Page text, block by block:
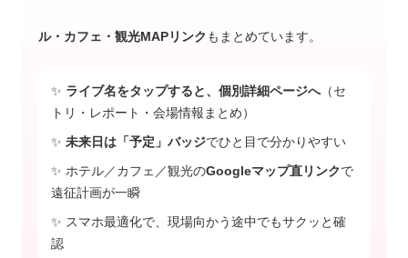
ル・カフェ・観光MAPリンク もまとめています。
✨ ライブ名をタップすると、個別詳細ページへ（セ
トリ・レポート・会場情報まとめ）
✨ 未来日は「予定」バッジでひと目で分かりやすい
✨ ホテル／カフェ／観光のGoogleマップ直リンク で
遠征計画が一瞬
✨ スマホ最適化で、現場向かう途中でもサクッと確
認